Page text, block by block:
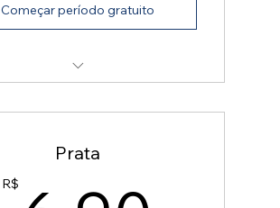
Começar período gratuito
Prata
R$